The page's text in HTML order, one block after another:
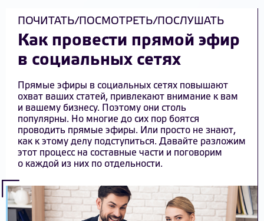
ПОЧИТАТЬ/ПОСМОТРЕТЬ/ПОСЛУШАТЬ
Как провести прямой эфир
в социальных сетях
Прямые эфиры в социальных сетях повышают
охват ваших статей, привлекают внимание к вам
и вашему бизнесу. Поэтому они столь
популярны. Но многие до сих пор боятся
проводить прямые эфиры. Или просто не знают,
как к этому делу подступиться. Давайте разложим
этот процесс на составные части и поговорим
о каждой из них по отдельности.